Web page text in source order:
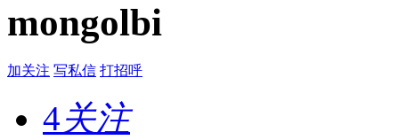
mongolbi
加关注 写私信 打招呼
4关注